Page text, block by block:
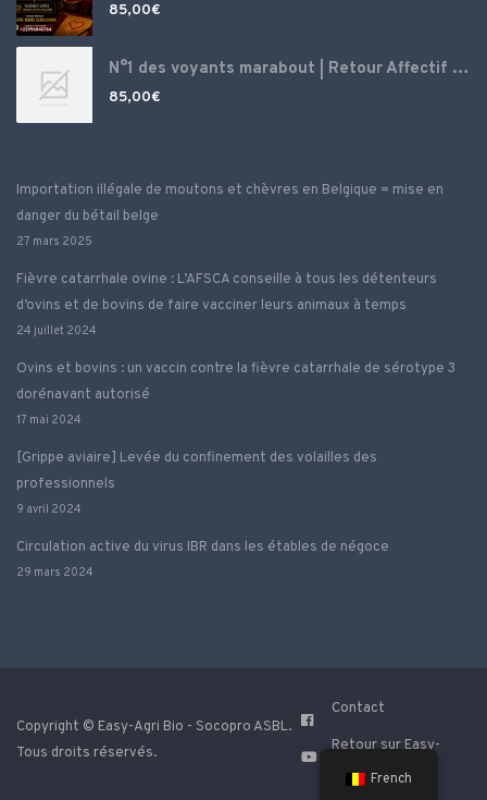
85,00€
N°1 des voyants marabout | Retour Affectif Immédiat – Paiement Après Résultat – Magie blanche d’amour, Spécialiste retour amour, grand marabout voyant médium ‎
85,00€
Importation illégale de moutons et chèvres en Belgique = mise en
danger du bétail belge
27 mars 2025
Fièvre catarrhale ovine : L’AFSCA conseille à tous les détenteurs
d’ovins et de bovins de faire vacciner leurs animaux à temps
24 juillet 2024
Ovins et bovins : un vaccin contre la fièvre catarrhale de sérotype 3
dorénavant autorisé
17 mai 2024
[Grippe aviaire] Levée du confinement des volailles des
professionnels
9 avril 2024
Circulation active du virus IBR dans les étables de négoce
29 mars 2024
Copyright © Easy-Agri Bio - Socopro ASBL.
Tous droits réservés.
Contact
Retour sur Easy-
Agri
French